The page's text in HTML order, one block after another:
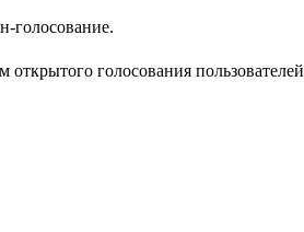
голосование.
голосования пользователей